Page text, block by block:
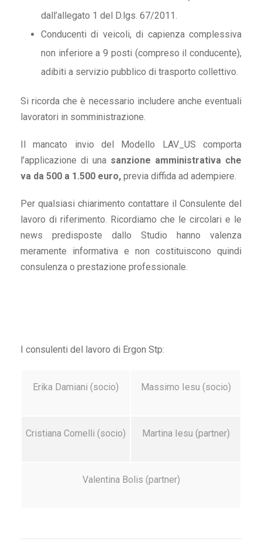
dall’allegato 1 del D.lgs. 67/2011.
Conducenti di veicoli, di capienza complessiva
non inferiore a 9 posti (compreso il conducente),
adibiti a servizio pubblico di trasporto collettivo.
Si ricorda che è necessario includere anche eventuali
lavoratori in somministrazione.
Il mancato invio del Modello LAV_US comporta
l’applicazione di una sanzione amministrativa che
va da 500 a 1.500 euro, previa diffida ad adempiere.
Per qualsiasi chiarimento contattare il Consulente del
lavoro di riferimento. Ricordiamo che le circolari e le
news predisposte dallo Studio hanno valenza
meramente informativa e non costituiscono quindi
consulenza o prestazione professionale.
I consulenti del lavoro di Ergon Stp:
Erika Damiani (socio) Massimo Iesu (socio)
Cristiana Comelli (socio) Martina Iesu (partner)
Valentina Bolis (partner)